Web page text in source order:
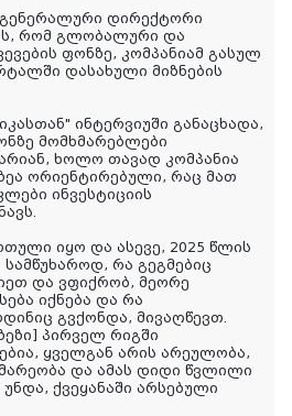
გენერალური დირექტორი
რომ გლობალური და
ფონზე, კომპანიამ გასულ
დასახული მიზნების
ინტერვიუში განაცხადა,
მომხმარებლები
ხოლო თავად კომპანია
ორიენტირებული, რაც მათ
ინვესტიციის
იყო და ასევე, 2025 წლის
რა გეგმებიც
და ვფიქრობ, მეორე
იქნება და რა
გვქონდა, მივაღწევთ.
პირველ რიგში
ყველგან არის არეულობა,
და ამას დიდი წვლილი
ქვეყანაში არსებული